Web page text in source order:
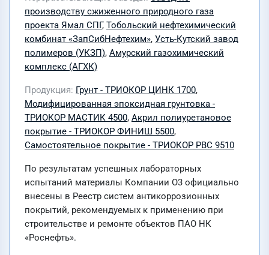
производству сжиженного природного газа
проекта Ямал СПГ, Тобольский нефтехимический
комбинат «ЗапСибНефтехим», Усть-Кутский завод
полимеров (УКЗП), Амурский газохимический
комплекс (АГХК)
Продукция Грунт - ТРИОКОР ЦИНК 1700,
Модифицированная эпоксидная грунтовка -
ТРИОКОР МАСТИК 4500, Акрил полиуретановое
покрытие - ТРИОКОР ФИНИШ 5500,
Самостоятельное покрытие - ТРИОКОР PBC 9510
По результатам успешных лабораторных
испытаний материалы Компании О3 официально
внесены в Реестр систем антикоррозионных
покрытий, рекомендуемых к применению при
строительстве и ремонте объектов ПАО НК
«Роснефть».